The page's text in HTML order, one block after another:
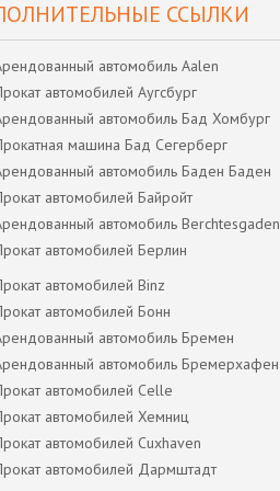
ССЫЛКИ
автомобиль Aalen
автомобилей Аугсбург
автомобиль Бад Хомбург
машина Бад Сегерберг
автомобиль Баден Баден
автомобилей Байройт
автомобиль Berchtesgaden
автомобилей Берлин
автомобилей Binz
автомобилей Бонн
автомобиль Бремен
автомобиль Бремерхафен
автомобилей Celle
автомобилей Хемниц
автомобилей Cuxhaven
автомобилей Дармштадт